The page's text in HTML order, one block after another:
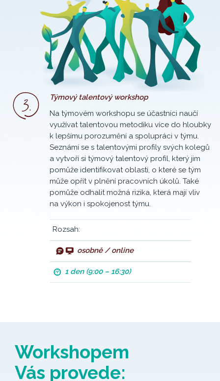
Týmový talentový workshop
Na týmovém workshopu se účastníci naučí
využívat talentovou metodiku více do hloubky
k lepšímu porozumění a spolupráci v týmu.
Seznámí se s talentovými profily svých kolegů
a vytvoří si týmový talentový profil, který jim
pomůže identifikovat oblasti, o které se tým
může opřít v plnění pracovních úkolů. Také
pomůže odhalit možná rizika, která mají vliv
na výkon i spokojenost týmu.
Rozsah:
osobně / online
1 den (9:00 – 16:30)
Workshopem
Vás provede: